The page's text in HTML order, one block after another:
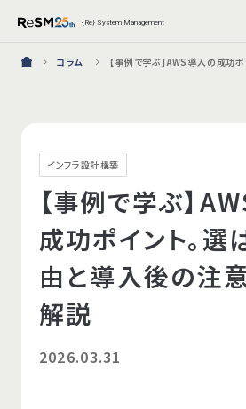
{Re} System Management
コラム
インフラ設計構築
【事例で学ぶ】
成功ポイント。選
由と導入後の注
解説
2026.03.31